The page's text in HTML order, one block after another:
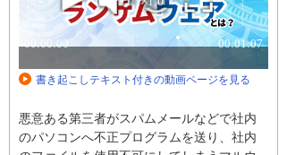
書き起こしテキスト付きの動画ページを見る
悪意ある第三者がスパムメールなどで社内
のパソコンへ不正プログラムを送り、社内